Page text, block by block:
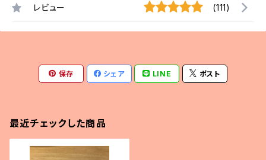
レビュー (111)
保存 シェア LINE ポスト
最近チェックした商品